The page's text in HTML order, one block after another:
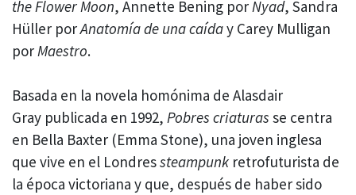
the Flower Moon, Annette Bening por Nyad, Sandra
Hüller porAnatomía de una caíday Carey Mulligan
por Maestro.
Basada en la novela homónima de Alasdair
Gray publicada en 1992, Pobres criaturas se centra
en Bella Baxter (Emma Stone), una joven inglesa
que vive en el Londressteampunk retrofuturista de
la época victoriana y que, después de haber sido